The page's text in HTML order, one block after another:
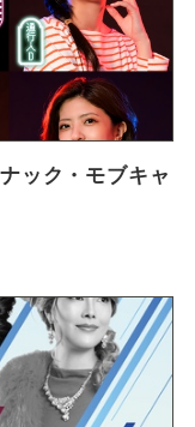
ック・モブキャ